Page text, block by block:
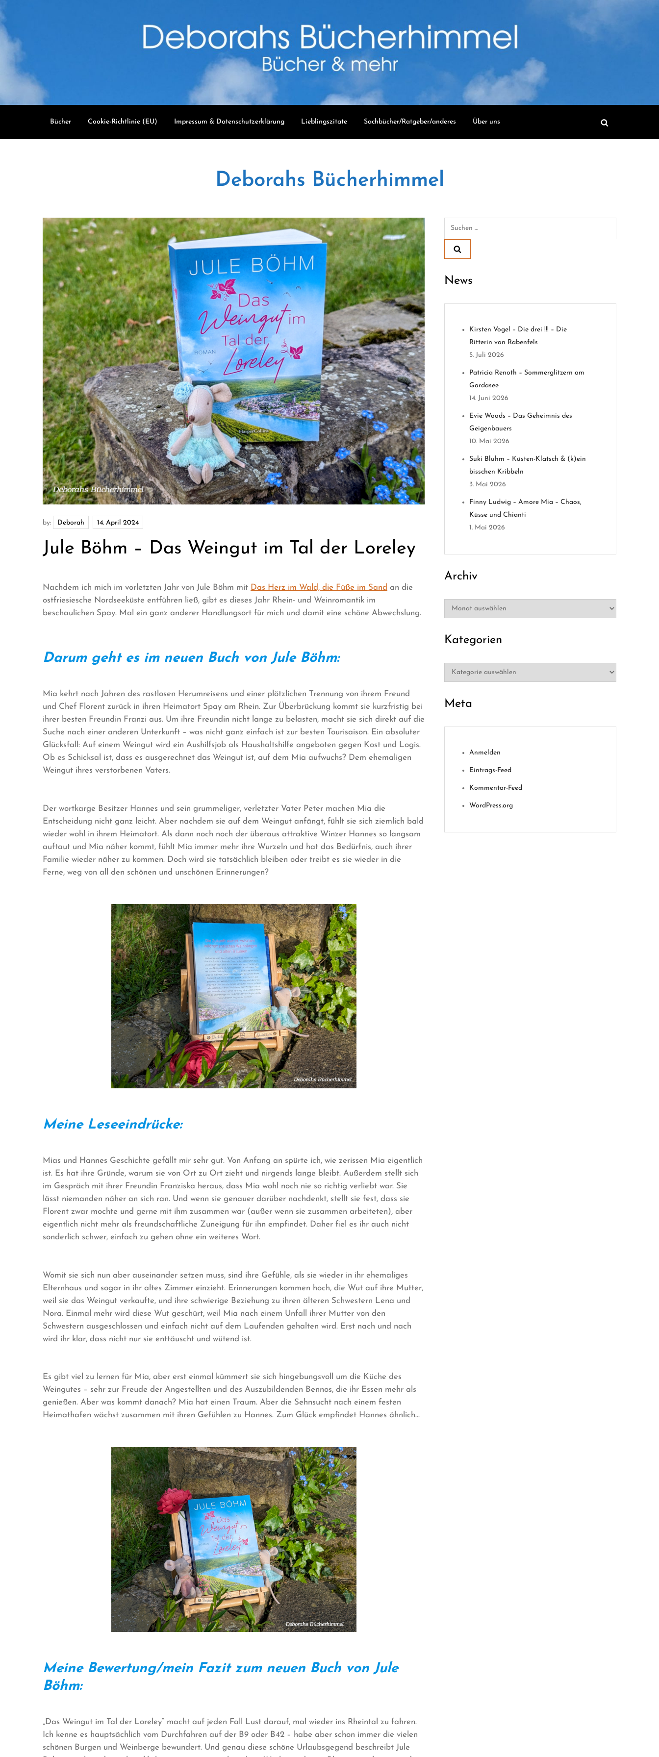
content
Bücher Cookie-Richtlinie (EU) Impressum & Datenschutzerklärung Lieblingszitate Sachbücher/Ratgeber/anderes Über uns
Deborahs Bücherhimmel
by: Deborah
Jule Böhm – Das Weingut im Tal der Loreley
Nachdem ich mich im vorletzten Jahr von Jule Böhm mit Das Herz im Wald, die Füße im Sand an die
ostfriesiesche Nordseeküste entführen ließ, gibt es dieses Jahr Rhein- und Weinromantik im
beschaulichen Spay. Mal ein ganz anderer Handlungsort für mich und damit eine schöne Abwechslung.
Darum geht es im neuen Buch von Jule Böhm:
Mia kehrt nach Jahren des rastlosen Herumreisens und einer plötzlichen Trennung von ihrem Freund
und Chef Florent zurück in ihren Heimatort Spay am Rhein. Zur Überbrückung kommt sie kurzfristig bei
ihrer besten Freundin Franzi aus. Um ihre Freundin nicht lange zu belasten, macht sie sich direkt auf die
Suche nach einer anderen Unterkunft – was nicht ganz einfach ist zur besten Tourisaison. Ein absoluter
Glücksfall: Auf einem Weingut wird ein Aushilfsjob als Haushaltshilfe angeboten gegen Kost und Logis.
Ob es Schicksal ist, dass es ausgerechnet das Weingut ist, auf dem Mia aufwuchs? Dem ehemaligen
Weingut ihres verstorbenen Vaters.
Der wortkarge Besitzer Hannes und sein grummeliger, verletzter Vater Peter machen Mia die
Entscheidung nicht ganz leicht. Aber nachdem sie auf dem Weingut anfängt, fühlt sie sich ziemlich bald
wieder wohl in ihrem Heimatort. Als dann noch noch der überaus attraktive Winzer Hannes so langsam
auftaut und Mia näher kommt, fühlt Mia immer mehr ihre Wurzeln und hat das Bedürfnis, auch ihrer
Familie wieder näher zu kommen. Doch wird sie tatsächlich bleiben oder treibt es sie wieder in die
Ferne, weg von all den schönen und unschönen Erinnerungen?
Meine Leseeindrücke:
Mias und Hannes Geschichte gefällt mir sehr gut. Von Anfang an spürte ich, wie zerissen Mia eigentlich
ist. Es hat ihre Gründe, warum sie von Ort zu Ort zieht und nirgends lange bleibt. Außerdem stellt sich
im Gespräch mit ihrer Freundin Franziska heraus, dass Mia wohl noch nie so richtig verliebt war. Sie
lässt niemanden näher an sich ran. Und wenn sie genauer darüber nachdenkt, stellt sie fest, dass sie
Florent zwar mochte und gerne mit ihm zusammen war (außer wenn sie zusammen arbeiteten), aber
eigentlich nicht mehr als freundschaftliche Zuneigung für ihn empfindet. Daher fiel es ihr auch nicht
sonderlich schwer, einfach zu gehen ohne ein weiteres Wort.
Womit sie sich nun aber auseinander setzen muss, sind ihre Gefühle, als sie wieder in ihr ehemaliges
Elternhaus und sogar in ihr altes Zimmer einzieht. Erinnerungen kommen hoch, die Wut auf ihre Mutter,
weil sie das Weingut verkaufte, und ihre schwierige Beziehung zu ihren älteren Schwestern Lena und
Nora. Einmal mehr wird diese Wut geschürt, weil Mia nach einem Unfall ihrer Mutter von den
Schwestern ausgeschlossen und einfach nicht auf dem Laufenden gehalten wird. Erst nach und nach
wird ihr klar, dass nicht nur sie enttäuscht und wütend ist.
Es gibt viel zu lernen für Mia, aber erst einmal kümmert sie sich hingebungsvoll um die Küche des
Weingutes – sehr zur Freude der Angestellten und des Auszubildenden Bennos, die ihr Essen mehr als
genießen. Aber was kommt danach? Mia hat einen Traum. Aber die Sehnsucht nach einem festen
Heimathafen wächst zusammen mit ihren Gefühlen zu Hannes. Zum Glück empfindet Hannes ähnlich…
Meine Bewertung/mein Fazit zum neuen Buch von Jule
Böhm:
„Das Weingut im Tal der Loreley“ macht auf jeden Fall Lust darauf, mal wieder ins Rheintal zu fahren.
Ich kenne es hauptsächlich vom Durchfahren auf der B9 oder B42 – habe aber schon immer die vielen
schönen Burgen und Weinberge bewundert. Und genau diese schöne Urlaubsgegend beschreibt Jule
Suchen
News
Kirsten Vogel – Die drei !!! – Die
Ritterin von Rabenfels
5. Juli 2026
Patricia Renoth – Sommerglitzern am
Gardasee
14. Juni 2026
Evie Woods – Das Geheimnis des
Geigenbauers
10. Mai 2026
Suki Bluhm – Küsten-Klatsch & (k)ein
bisschen Kribbeln
3. Mai 2026
Finny Ludwig – Amore Mia – Chaos,
Küsse und Chianti
1. Mai 2026
Archiv
Archiv
Kategorien
Kategorien
Meta
Anmelden
Eintrags-Feed
Kommentar-Feed
WordPress.org